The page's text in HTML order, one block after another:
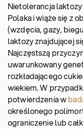
Nietolerancja
Polaka i wiąże się z
(wzdęcia, gazy,
laktozy znajdującej
Najczęstszą
uwarunkowany
rozkładającego
wiekiem. W
potwierdzenia w
określonego
ograniczenie lub